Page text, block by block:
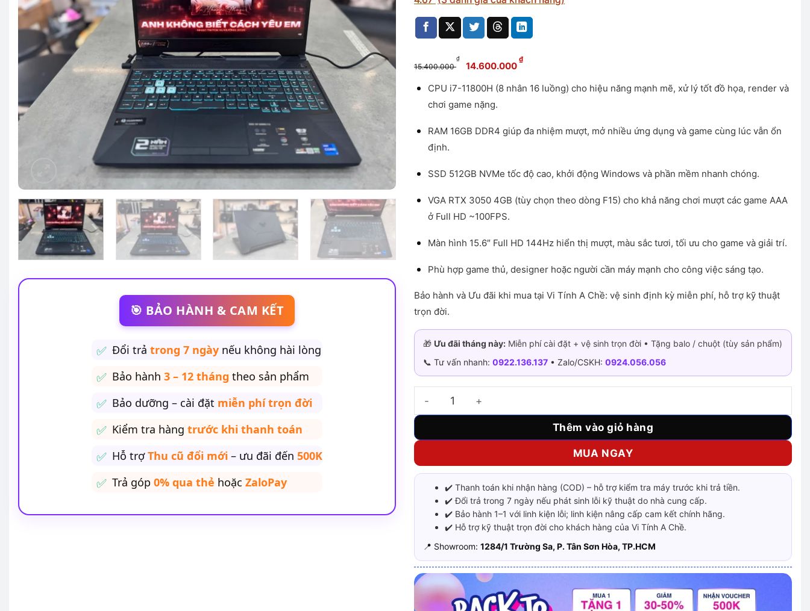
🎯 BẢO HÀNH & CAM KẾT
Đổi trả trong 7 ngày nếu không hài lòng
Bảo hành 3 – 12 tháng theo sản phẩm
Bảo dưỡng – cài đặt miễn phí trọn đời
Kiểm tra hàng trước khi thanh toán
Hỗ trợThu cũ đổi mới – ưu đãi đến 500K
Trả góp 0% qua thẻ hoặc ZaloPay
15.400.000
₫
Giá
là:
15.400.000 ₫.
14.600.000
₫Giá
tại
14.600.000 ₫.
CPU i7-11800H (8 nhân 16 luồng) cho hiệu năng mạnh mẽ, xử lý tốt đồ họa, render và
chơi game nặng.
RAM 16GB DDR4 giúp đa nhiệm mượt, mở nhiều ứng dụng và game cùng lúc vẫn ổn
định.
SSD 512GB NVMe tốc độ cao, khởi động Windows và phần mềm nhanh chóng.
VGA RTX 3050 4GB (tùy chọn theo dòng F15) cho khả năng chơi mượt các game AAA
ở Full HD ~100FPS.
Màn hình 15.6″ Full HD 144Hz hiển thị mượt, màu sắc tươi, tối ưu cho game và giải trí.
Phù hợp game thủ, designer hoặc người cần máy mạnh cho công việc sáng tạo.
Bảo hành và Ưu đãi khi mua tại Vi Tính A Chề: vệ sinh định kỳ miễn phí, hỗ trợ kỹ thuật
trọn đời.
🎁 Ưu đãi tháng này: Miễn phí cài đặt + vệ sinh trọn đời • Tặng balo / chuột (tùy sản phẩm)
📞 Tư vấn nhanh: 0922.136.137 • Zalo/CSKH: 0924.056.056
ASUS TUF Gaming F15 i7-11800H RTX 3050 số lượng
Thêm vào giỏ hàng
MUA NGAY
✔️ Thanh toán khi nhận hàng (COD) – hỗ trợ kiểm tra máy trước khi trả tiền.
✔️ Đổi trả trong 7 ngày nếu phát sinh lỗi kỹ thuật do nhà cung cấp.
✔️ Bảo hành 1–1 với linh kiện lỗi; linh kiện nâng cấp cam kết chính hãng.
✔️ Hỗ trợ kỹ thuật trọn đời cho khách hàng của Vi Tính A Chề.
📍 Showroom: 1284/1 Trường Sa, P. Tân Sơn Hòa, TP.HCM